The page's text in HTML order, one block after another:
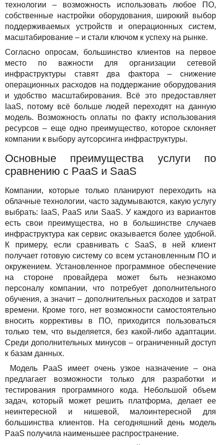
технологии – возможность использовать любое ПО,
собственные настройки оборудования, широкий выбор
поддерживаемых устройств и операционных систем,
масштабирование – и стали ключом к успеху на рынке.
Согласно опросам, большинство клиентов на первое
место по важности для организации сетевой
инфраструктуры ставят два фактора – снижение
операционных расходов на поддержание оборудования
и удобство масштабирования. Всё это предоставляет
IaaS, потому всё больше людей переходят на данную
модель. Возможность оплаты по факту использования
ресурсов – еще одно преимущество, которое склоняет
компании к выбору аутсорсинга инфраструктуры.
Основные преимущества услуги по
сравнению с PaaS и SaaS
Компании, которые только планируют переходить на
облачные технологии, часто задумываются, какую услугу
выбрать: IaaS, PaaS или SaaS. У каждого из вариантов
есть свои преимущества, но в большинстве случаев
инфраструктура как сервис оказывается более удобной.
К примеру, если сравнивать с SaaS, в ней клиент
получает готовую систему со всем установленным ПО и
окружением. Установленное программное обеспечение
на стороне провайдера может быть незнакомо
персоналу компании, что потребует дополнительного
обучения, а значит – дополнительных расходов и затрат
времени. Кроме того, нет возможности самостоятельно
вносить коррективы в ПО, приходится пользоваться
только тем, что выделяется, без какой-либо адаптации.
Среди дополнительных минусов – ограниченный доступ
к базам данных.
Модель PaaS имеет очень узкое назначение – она
предлагает возможности только для разработки и
тестирования программного кода. Небольшой объем
задач, который может решить платформа, делает ее
неинтересной и нишевой, малоинтересной для
большинства клиентов. На сегодняшний день модель
PaaS получила наименьшее распространение.